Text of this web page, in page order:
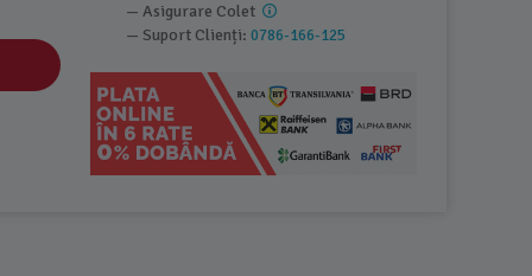
— Asigurare Colet
— Suport Clienți:0786-166-125